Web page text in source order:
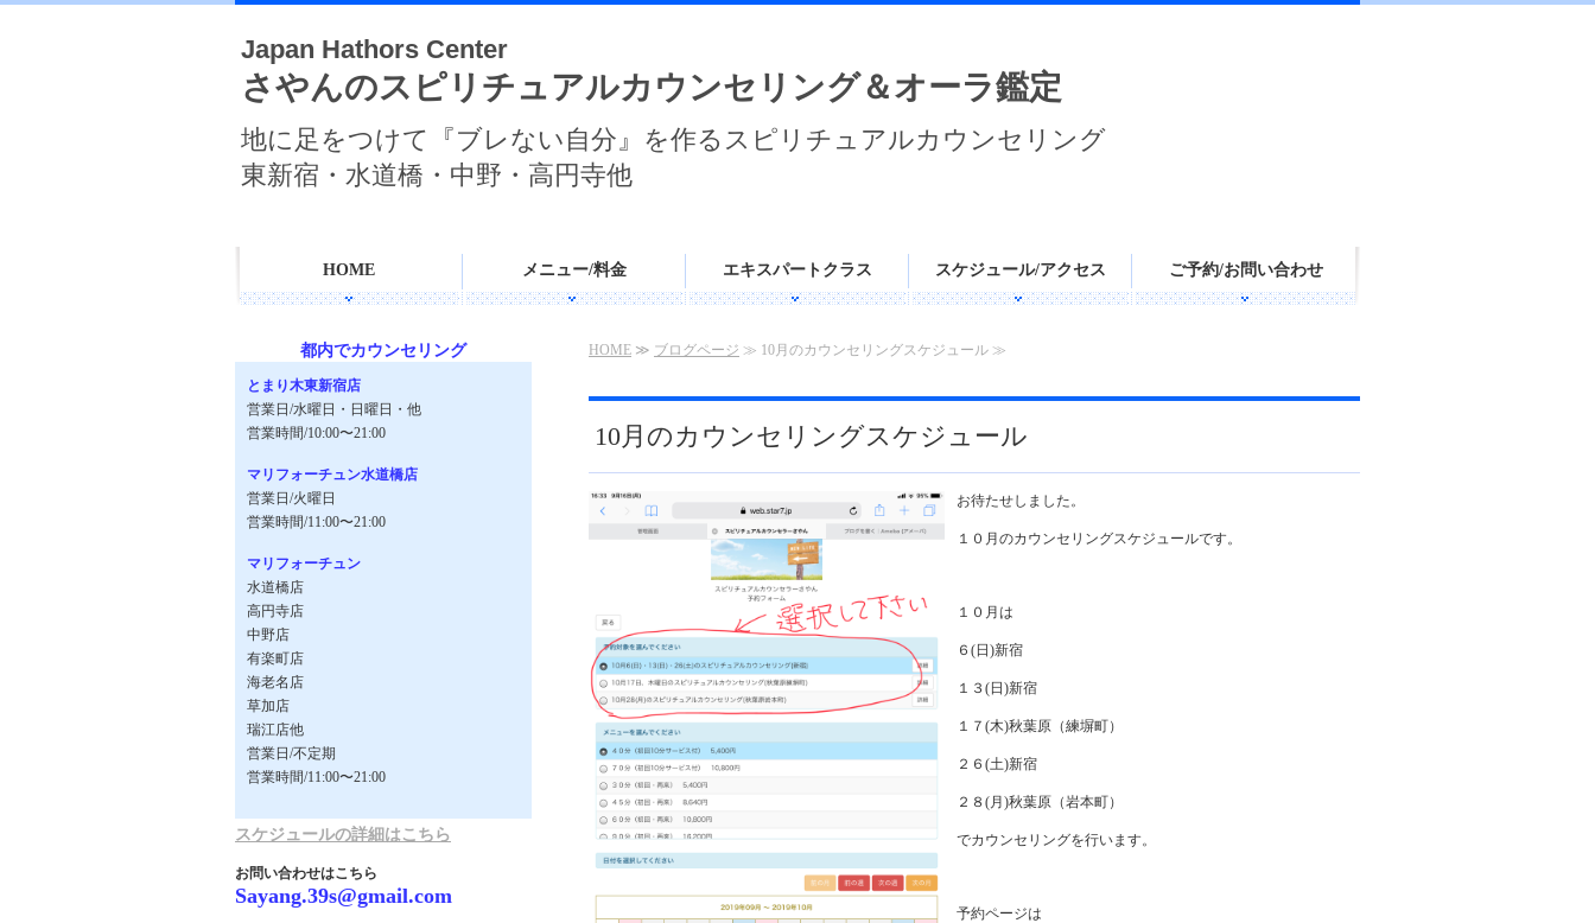
Japan Hathors Center
さやんのスピリチュアルカウンセリング＆オーラ鑑定
地に足をつけて『ブレない自分』を作るスピリチュアルカウンセリング
東新宿・水道橋・中野・高円寺他
HOME メニュー/料金 エキスパートクラス スケジュール/アクセス ご予約/お問い合わせ
HOME ≫ ブログページ ≫ 10月のカウンセリングスケジュール ≫
10月のカウンセリングスケジュール
お待たせしました。
１０月のカウンセリングスケジュールです。
１０月は
６(日)新宿
１３(日)新宿
１７(木)秋葉原（練塀町）
２６(土)新宿
２８(月)秋葉原（岩本町）
でカウンセリングを行います。
予約ページは
都内でカウンセリング
とまり木東新宿店
営業日/水曜日・日曜日・他
営業時間/10:00〜21:00
マリフォーチュン水道橋店
営業日/火曜日
営業時間/11:00〜21:00
マリフォーチュン
水道橋店
高円寺店
中野店
有楽町店
海老名店
草加店
瑞江店他
営業日/不定期
営業時間/11:00〜21:00
スケジュールの詳細はこちら
お問い合わせはこちら
Sayang.39s@gmail.com